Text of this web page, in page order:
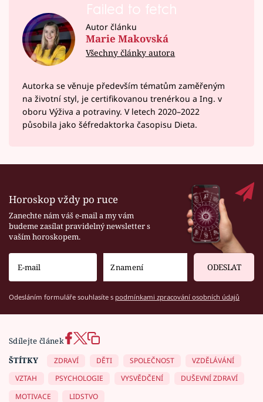
Failed to fetch
Autor článku
Marie Makovská
Všechny články autora
Autorka se věnuje především tématům zaměřeným
na životní styl, je certifikovanou trenérkou a Ing. v
oboru Výživa a potraviny. V letech 2020–⁠2022
působila jako šéfredaktorka časopisu Dieta.
Horoskop vždy po ruce
Zanechte nám váš e-mail a my vám
budeme zasílat pravidelný newsletter s
vaším horoskopem.
ODESLAT
Odesláním formuláře souhlasíte s podmínkami zpracování osobních údajů
Sdílejte článek
ŠTÍTKY
ZDRAVÍ DĚTI SPOLEČNOST
VZDĚLÁVÁNÍ
VZTAH
PSYCHOLOGIE VYSVĚDČENÍ
DUŠEVNÍ ZDRAVÍ
MOTIVACE
LIDSTVO